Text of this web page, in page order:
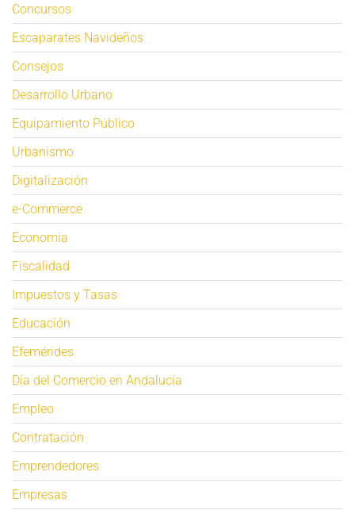
Concursos
Escaparates Navideños
Consejos
Desarrollo Urbano
Equipamiento Público
Urbanismo
Digitalización
e-Commerce
Economía
Fiscalidad
Impuestos y Tasas
Educación
Efemérides
Día del Comercio en Andalucía
Empleo
Contratación
Emprendedores
Empresas